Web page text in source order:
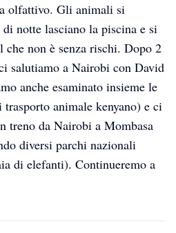
olfattivo. Gli animali si
notte lasciano la piscina e si
non è senza rischi. Dopo 2
salutiamo a Nairobi con David
anche esaminato insieme le
animale kenyano) e ci
treno da Nairobi a Mombasa
diversi parchi nazionali
di elefanti). Continueremo a